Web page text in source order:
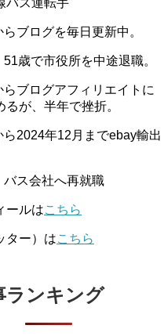
ス運転手
ブログを毎日更新中。
歳で市役所を中途退職。
ブログアフィリエイトに
が、半年で挫折。
ら2024年12月までebay輸出
バス会社へ再就職
ールはこちら
ター）はこちら
ランキング